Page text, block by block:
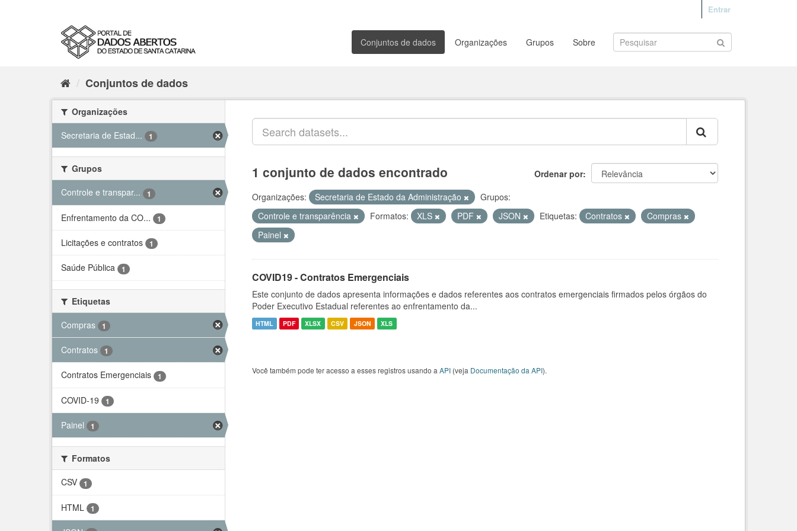
Entrar
Conjuntos de dados Organizações Grupos Sobre
Conjuntos de dados
Organizações
Secretaria de Estad...
1
Grupos
Controle e transpar...
1
Enfrentamento da CO... 1
Licitações e contratos 1
Saúde Pública 1
Etiquetas
Compras
1
Contratos 1
Contratos Emergenciais 1
COVID-19 1
Painel 1
Formatos
CSV
1
HTML 1
Ordenar por
1 conjunto de dados encontrado
Organizações: Secretaria de Estado da Administração
Grupos:
Controle e transparência
Formatos: XLS PDF JSON Etiquetas: Contratos
Compras
Painel
COVID19 - Contratos Emergenciais
Este conjunto de dados apresenta informações e dados referentes aos contratos emergenciais firmados pelos órgãos do
Poder Executivo Estadual referentes ao enfrentamento da...
HTML PDF XLSX CSV JSON XLS
Você também pode ter acesso a esses registros usando a API (veja Documentação da API).